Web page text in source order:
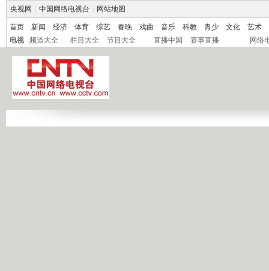
央视网 中国网络电视台 网站地图
首页 新闻 经济 体育 综艺 春晚 戏曲 音乐 科教 青少 文化
艺术
电视
频道大全 栏目大全 节目大全 直播中国 赛事直播 网络